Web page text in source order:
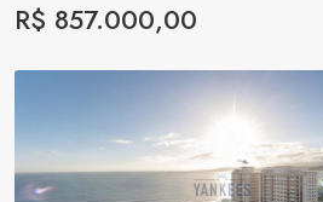
R$ 857.000,00